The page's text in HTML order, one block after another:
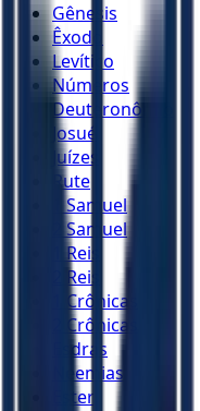
Gênesis
Êxodo
Levítico
Números
Deuteronômio
Josué
Juízes
Rute
1 Samuel
2 Samuel
1 Reis
2 Reis
1 Crônicas
2 Crônicas
Esdras
Neemias
Ester